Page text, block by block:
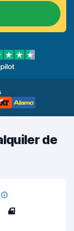
de
4